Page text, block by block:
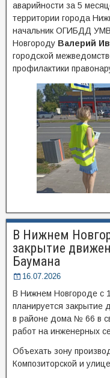
аварийности за 5
территории города
начальник ОГИБДД
Новгороду Валерий
городской
профилактики
В Нижнем
закрытие
Баумана
16.07.2026
В Нижнем Новгороде с
планируется закрытие
в районе дома № 66 в
работ на инженерных
Объехать зону
Композиторской и